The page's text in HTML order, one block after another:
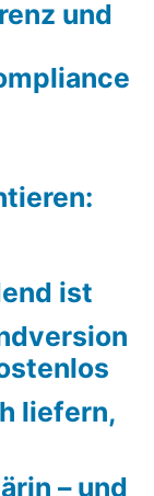
und
ist
liefern,
– und